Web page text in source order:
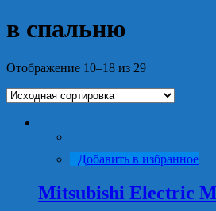
в спальню
Отображение 10–18 из 29
Добавить в избранное
Mitsubishi Electric